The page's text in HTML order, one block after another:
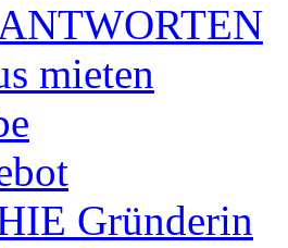
mieten
Gründerin